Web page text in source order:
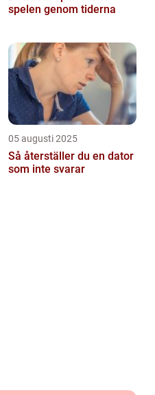
spelen genom tiderna
05 augusti 2025
Så återställer du en dator
som inte svarar